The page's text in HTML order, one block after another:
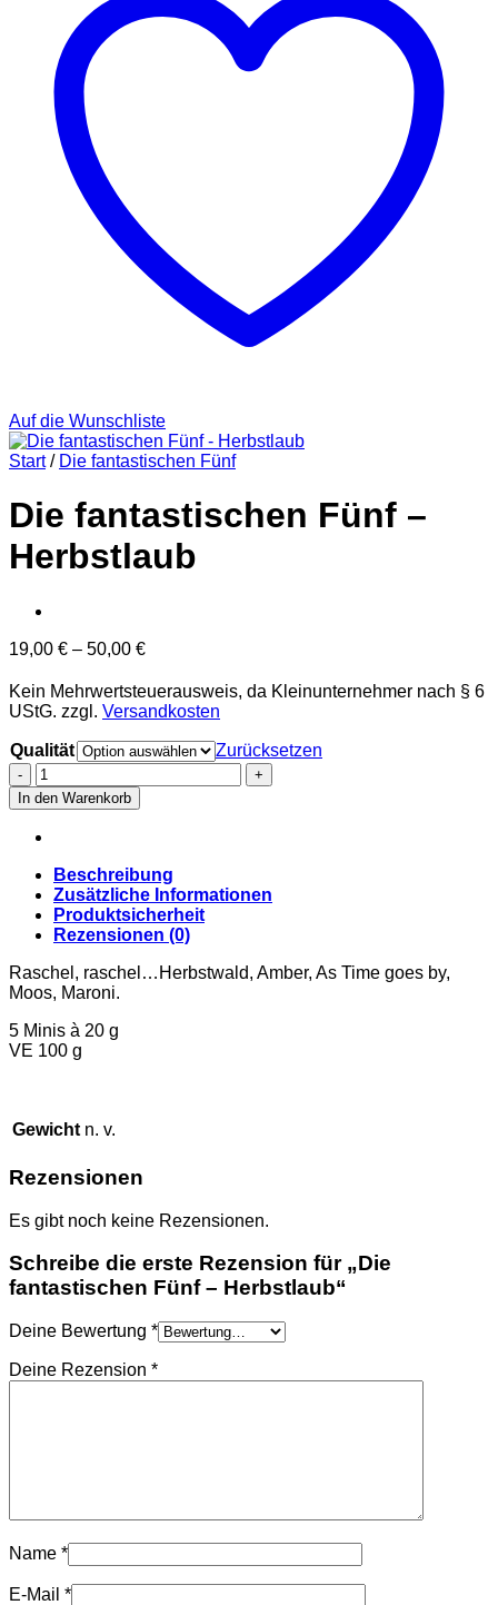
Auf die Wunschliste
Start / Die fantastischen Fünf
Die fantastischen Fünf –
Herbstlaub
19,00 € – 50,00 €
Kein Mehrwertsteuerausweis, da Kleinunternehmer nach § 6
UStG. zzgl. Versandkosten
Qualität
Zurücksetzen
Die
fantastischen
Fünf
-
Menge
In den Warenkorb
Beschreibung
Zusätzliche Informationen
Produktsicherheit
Rezensionen (0)
Raschel, raschel…Herbstwald, Amber, As Time goes by,
Moos, Maroni.
5 Minis à 20 g
VE 100 g
Gewicht n. v.
Rezensionen
Es gibt noch keine Rezensionen.
Schreibe die erste Rezension für „Die
fantastischen Fünf – Herbstlaub“
Deine Bewertung *
Deine Rezension *
Name *
E-Mail *